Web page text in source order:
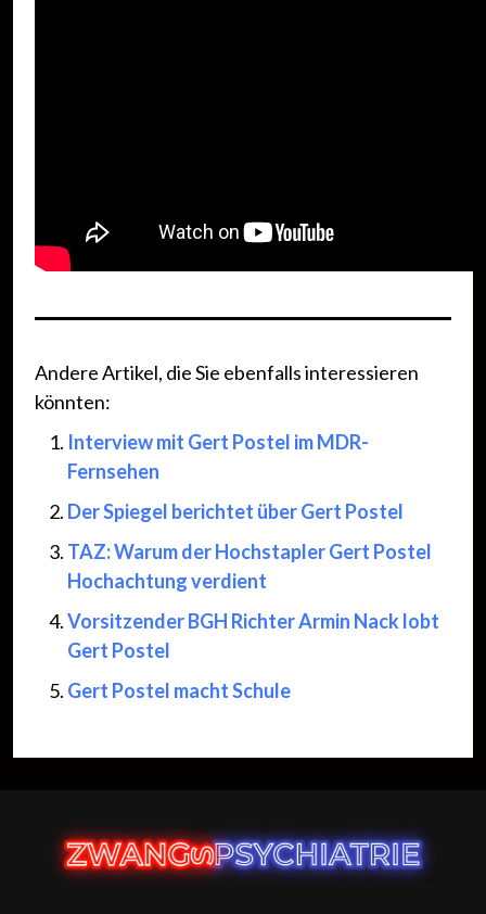
Andere Artikel, die Sie ebenfalls interessieren
könnten:
Interview mit Gert Postel im MDR-
Fernsehen
Der Spiegel berichtet über Gert Postel
TAZ: Warum der Hochstapler Gert Postel
Hochachtung verdient
Vorsitzender BGH Richter Armin Nack lobt
Gert Postel
Gert Postel macht Schule